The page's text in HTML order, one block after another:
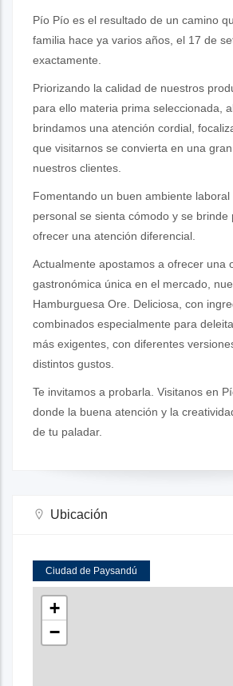
Pío Pío es el resultado de un camino
familia hace ya varios años, el 17 de
exactamente.
Priorizando la calidad de nuestros
para ello materia prima seleccionada,
brindamos una atención cordial,
que visitarnos se convierta en una
nuestros clientes.
Fomentando un buen ambiente
personal se sienta cómodo y se brinde
ofrecer una atención diferencial.
Actualmente apostamos a ofrecer una
gastronómica única en el mercado,
Hamburguesa Ore. Deliciosa, con
combinados especialmente para
más exigentes, con diferentes
distintos gustos.
Te invitamos a probarla. Visitanos en
donde la buena atención y la
de tu paladar.
Ubicación
Ciudad de Paysandú
+
−